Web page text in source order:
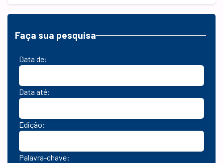
Faça sua pesquisa
Data de:
Data até:
Edição:
Palavra-chave: